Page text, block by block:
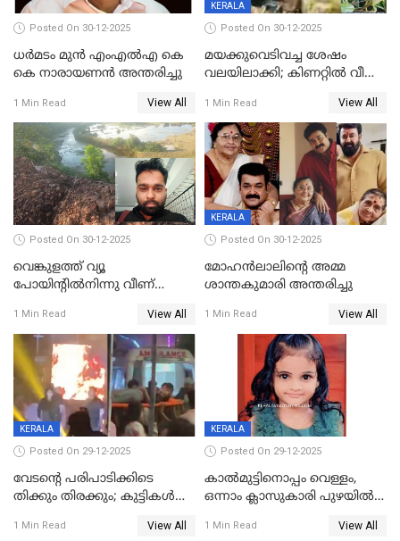
Posted On 30-12-2025
ധർമടം മുൻ എംഎല്‍എ കെ
കെ നാരായണന്‍ അന്തരിച്ചു
1 Min Read View All
KERALA
Posted On 30-12-2025
മയക്കുവെടിവച്ച ശേഷം
വലയിലാക്കി; കിണറ്റിൽ വീണ
1 Min Read View All
Posted On 30-12-2025
വെങ്കുളത്ത് വ്യൂ
പോയിന്റിൽനിന്നു വീണ്
1 Min Read View All
KERALA
Posted On 30-12-2025
മോഹന്‍ലാലിന്‍റെ അമ്മ
ശാന്തകുമാരി അന്തരിച്ചു
1 Min Read View All
KERALA
Posted On 29-12-2025
വേടന്റെ പരിപാടിക്കിടെ
തിക്കും തിരക്കും; കുട്ടികള്‍
പരിക്ക്; പാളം മറികടന്ന
1 Min Read View All
KERALA
Posted On 29-12-2025
കാൽമുട്ടിനൊപ്പം വെള്ളം,
ഒന്നാം ക്ലാസുകാരി പുഴയിൽ
കുട്ടികൾക്കൊപ്പം
1 Min Read View All